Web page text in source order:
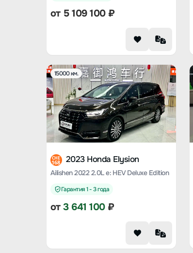
от 5 109 100₽
15000 км.
CHE
168 2023 Honda Elysion
Ailishen 2022 2.0L e: HEV Deluxe Edition
Гарантия 1 - 3 года
от3 641 100₽